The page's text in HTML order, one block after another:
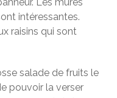
intéressantes.
raisins qui sont
salade de fruits le
pouvoir la verser